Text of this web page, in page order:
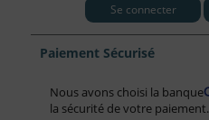
Se connecter
Paiement Sécurisé
Nous avons choisi la banque
la sécurité de votre paiement.